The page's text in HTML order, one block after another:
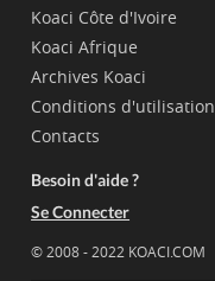
Koaci Côte d'Ivoire
Koaci Afrique
Archives Koaci
Conditions d'utilisation
Contacts
Besoin d'aide ?
Se Connecter
© 2008 - 2022 KOACI.COM